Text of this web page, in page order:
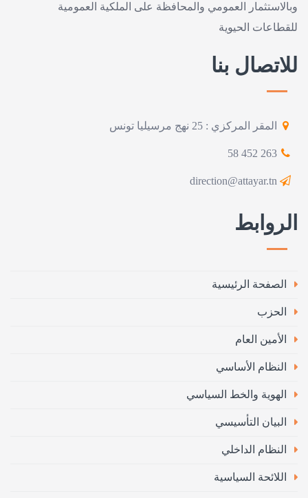
وبالاستثمار العمومي والمحافظة على الملكية العمومية
للقطاعات الحيوية
للاتصال بنا
المقر المركزي : 25 نهج مرسيليا تونس
263 452 58
direction@attayar.tn
الروابط
الصفحة الرئيسية
الحزب
الأمين العام
النظام الأساسي
الهوية والخط السياسي
البيان التأسيسي
النظام الداخلي
اللائحة السياسية